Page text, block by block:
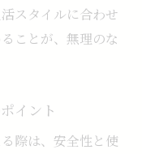
スタイルに合わせ
ことが、無理のな
イント
際は、安全性と使